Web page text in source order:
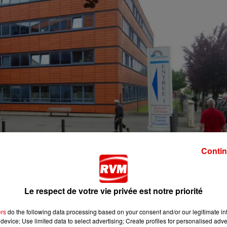
Préfecture des Ardennes annonce qu’une personne est
On ne connait pas son âge.
jour hospitalisées à l'hôpital de Manchester, dont 16 en
Le respect de votre vie privée est notre priorité
do the following data processing based on your consent and/or our legitimate
Use limited data to select advertising; Create profiles for personalised